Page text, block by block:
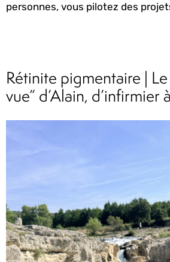
personnes, vous pilotez des
Rétinite pigmentaire |
vue” d’Alain, d’infirmier